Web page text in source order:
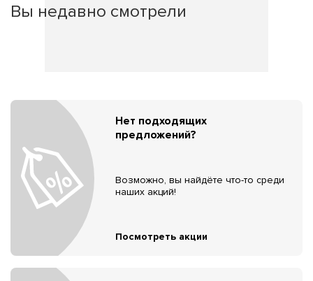
Вы недавно смотрели
Нет подходящих
предложений?
Возможно, вы найдёте что-то среди
наших акций!
Посмотреть акции